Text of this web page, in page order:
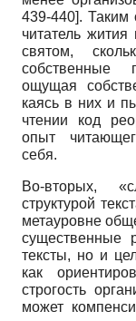
439-440]. Таким
читатель
святом,
собственные
ощущая
каясь в них и
чтении код
опыт
себя.
Во-вторых,
структурой
метауровне
существенные
тексты, но и
как
строгость
может